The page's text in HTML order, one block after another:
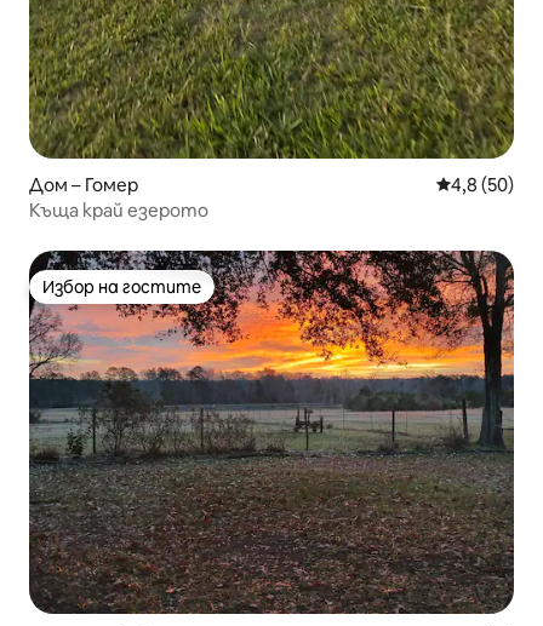
Дом – Гомер Средна
4,8 (50)
Къща край езерото
Избор на гостите
Избор на гостите